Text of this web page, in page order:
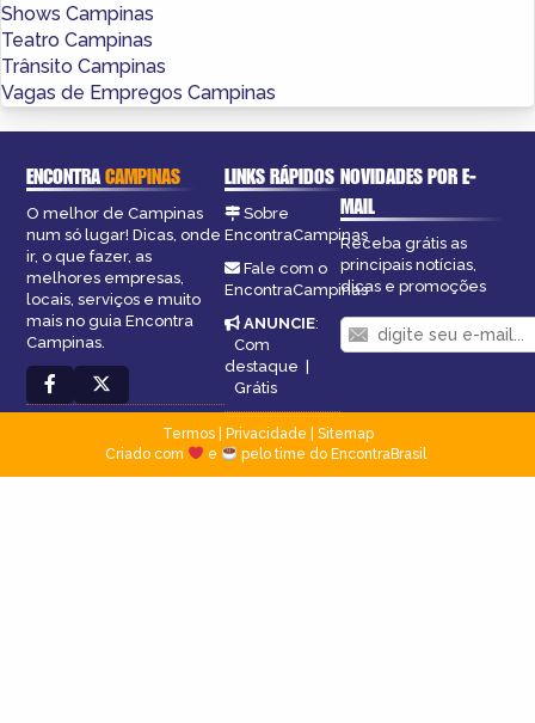
Shows Campinas
Teatro Campinas
Trânsito Campinas
Vagas de Empregos Campinas
ENCONTRACAMPINAS
O melhor de Campinas
num só lugar! Dicas, onde
ir, o que fazer, as
melhores empresas,
locais, serviços e muito
mais no guia Encontra
Campinas.
LINKS RÁPIDOS
Sobre
EncontraCampinas
Fale com o
EncontraCampinas
ANUNCIE:
Com
destaque
Grátis
NOVIDADES POR E-
MAIL
Receba grátis as
principais notícias,
dicas e promoções
Termos| Privacidade
Sitemap
Criado com
e pelo time do EncontraBrasil